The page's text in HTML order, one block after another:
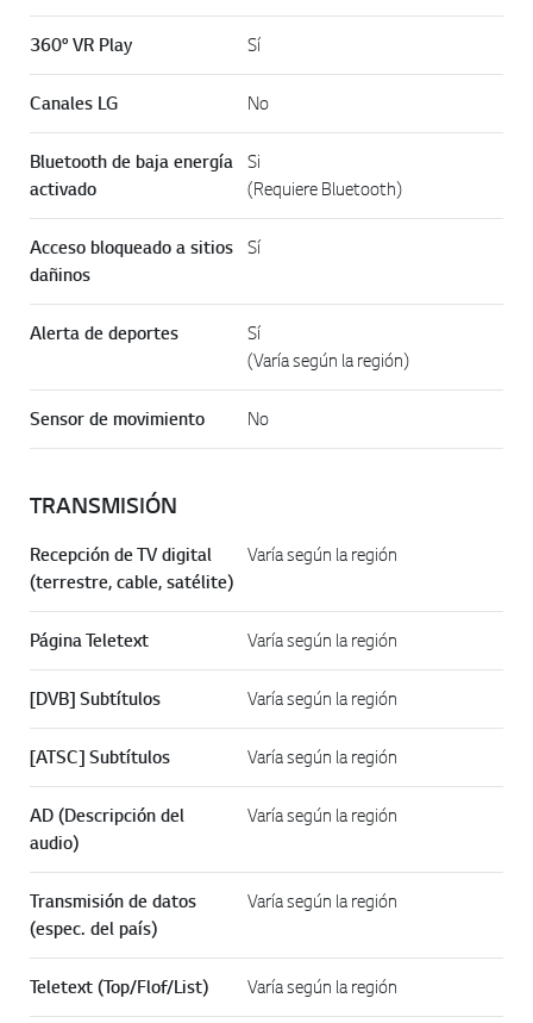
360° VR Play Sí
Canales LG No
Bluetooth de baja energía
activado
Si
(Requiere Bluetooth)
Acceso bloqueado a sitios
dañinos
Sí
Alerta de deportes
Sí
(Varía según la región)
Sensor de movimiento No
TRANSMISIÓN
Recepción de TV digital
(terrestre, cable, satélite)
Varía según la región
Página Teletext Varía según la región
[DVB] Subtítulos Varía según la región
[ATSC] Subtítulos Varía según la región
AD (Descripción del
audio)
Varía según la región
Transmisión de datos
(espec. del país)
Varía según la región
Teletext (Top/Flof/List) Varía según la región